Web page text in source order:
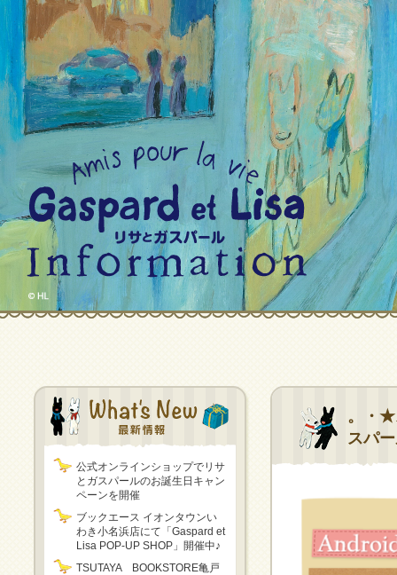
公式オンラインショップでリサ
とガスパールのお誕生日キャン
ペーンを開催
ブックエース イオンタウンい
わき小名浜店にて「Gaspard et
Lisa POP-UP SHOP」開催中♪
TSUTAYA BOOKSTORE亀戸
。・★
スパ